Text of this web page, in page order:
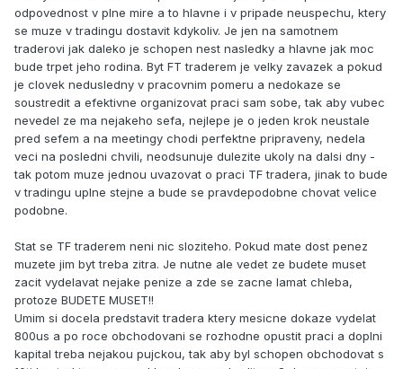
odpovednost v plne mire a to hlavne i v pripade neuspechu, ktery
se muze v tradingu dostavit kdykoliv. Je jen na samotnem
traderovi jak daleko je schopen nest nasledky a hlavne jak moc
bude trpet jeho rodina. Byt FT traderem je velky zavazek a pokud
je clovek nedusledny v pracovnim pomeru a nedokaze se
soustredit a efektivne organizovat praci sam sobe, tak aby vubec
nevedel ze ma nejakeho sefa, nejlepe je o jeden krok neustale
pred sefem a na meetingy chodi perfektne pripraveny, nedela
veci na posledni chvili, neodsunuje dulezite ukoly na dalsi dny -
tak potom muze jednou uvazovat o praci TF tradera, jinak to bude
v tradingu uplne stejne a bude se pravdepodobne chovat velice
podobne.
Stat se TF traderem neni nic sloziteho. Pokud mate dost penez
muzete jim byt treba zitra. Je nutne ale vedet ze budete muset
zacit vydelavat nejake penize a zde se zacne lamat chleba,
protoze BUDETE MUSET!!
Umim si docela predstavit tradera ktery mesicne dokaze vydelat
800us a po roce obchodovani se rozhodne opustit praci a doplni
kapital treba nejakou pujckou, tak aby byl schopen obchodovat s